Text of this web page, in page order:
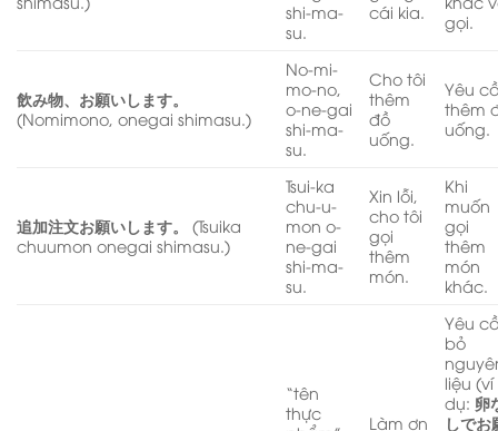
shi-ma-
su.
cái kia.
gọi.
飲み物、お願いします。
(Nomimono, onegai shimasu.)
No-mi-
mo-no,
o-ne-gai
shi-ma-
su.
Cho tôi
thêm
đồ
uống.
Yêu
thêm
uống.
追加注文お願いします。
(Tsuika
chuumon onegai shimasu.)
Tsui-ka
chu-u-
mon o-
ne-gai
shi-ma-
su.
Xin lỗi,
cho tôi
gọi
thêm
món.
Khi
muốn
gọi
thêm
món
khác.
“tên
thực
Làm ơn
Yêu
bỏ
liệu (ví
dụ: 卵
しでお